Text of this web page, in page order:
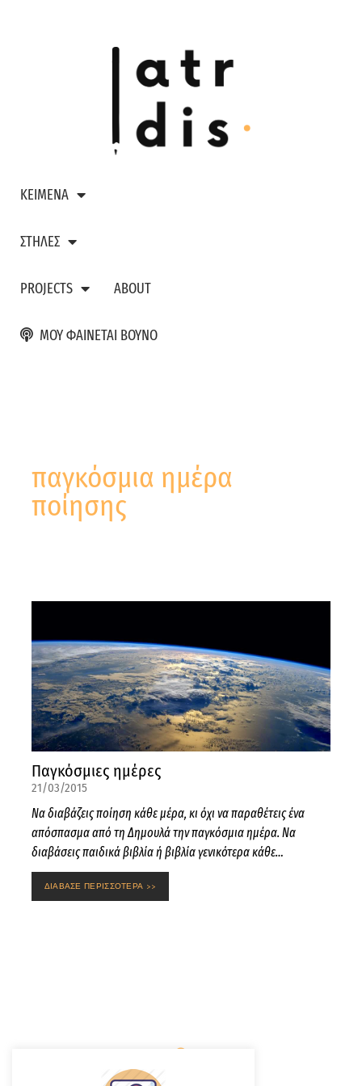
ΚΕΙΜΕΝΑ
ΣΤΗΛΕΣ
PROJECTS ABOUT
ΜΟΥ ΦΑΙΝΕΤΑΙ ΒΟΥΝΟ
παγκόσμια ημέρα
ποίησης
Παγκόσμιες ημέρες
21/03/2015
Να διαβάζεις ποίηση κάθε μέρα, κι όχι να παραθέτεις ένα
απόσπασμα από τη Δημουλά την παγκόσμια ημέρα. Να
διαβάσεις παιδικά βιβλία ή βιβλία γενικότερα κάθε…
ΔΙΑΒΑΣΕ ΠΕΡΙΣΣΟΤΕΡΑ >>